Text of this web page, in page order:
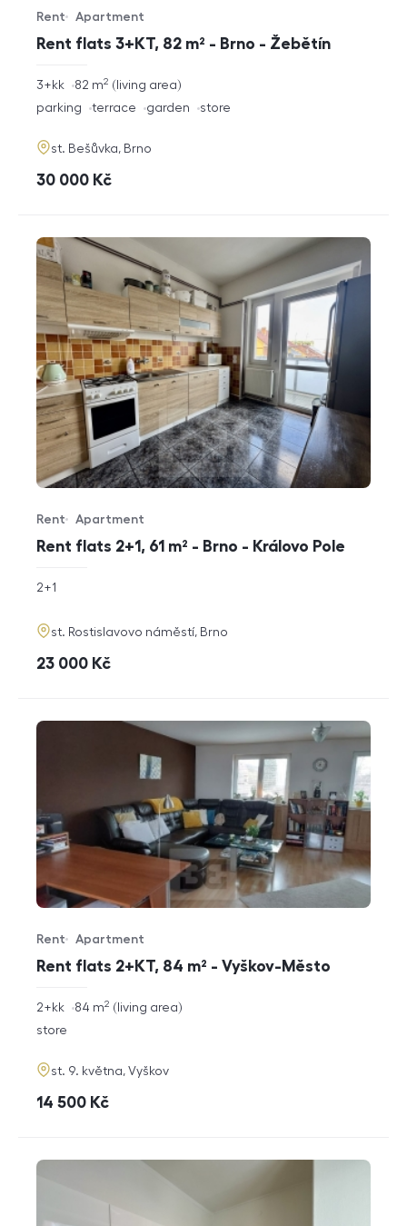
Rent flats 3+KT, 82 m² - Brno - Žebětín
Offer type
Rent
Property type
Apartment
rozměry
disposition
3+kk living area
82 m2
funkce
parking terrace garden store
adresa
st. Bešůvka, Brno
cena
30 000 Kč
Rent flats 2+1, 61 m² - Brno - Královo Pole
Offer type
Rent
Property type
Apartment
rozměry
disposition
2+1
adresa
st. Rostislavovo náměstí, Brno
cena
23 000 Kč
Rent flats 2+KT, 84 m² - Vyškov-Město
Offer type
Rent
Property type
Apartment
rozměry
2+kk living area
84 m2
funkce
store
adresa
st. 9. května, Vyškov
cena
14 500 Kč